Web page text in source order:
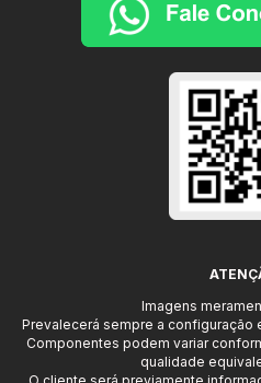
Imagens
Prevalecerá sempre a configuração
Componentes podem variar
qualidade